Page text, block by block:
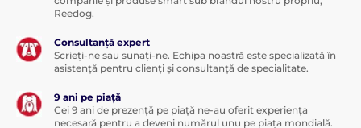
Reedog.
Consultanță expert
Scrieți-ne sau sunați-ne. Echipa noastră este specializată în
asistență pentru clienți și consultanță de specialitate.
9 ani pe piață
Cei 9 ani de prezență pe piață ne-au oferit experiența
necesară pentru a deveni numărul unu pe piața mondială.